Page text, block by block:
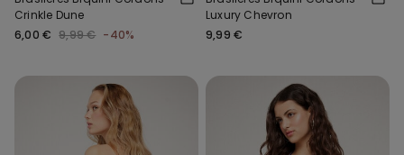
Crinkle Dune
6,00 € 9,99 € -40%
Luxury Chevron
9,99 €